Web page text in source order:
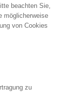
beachten Sie,
möglicherweise
von Cookies
zu